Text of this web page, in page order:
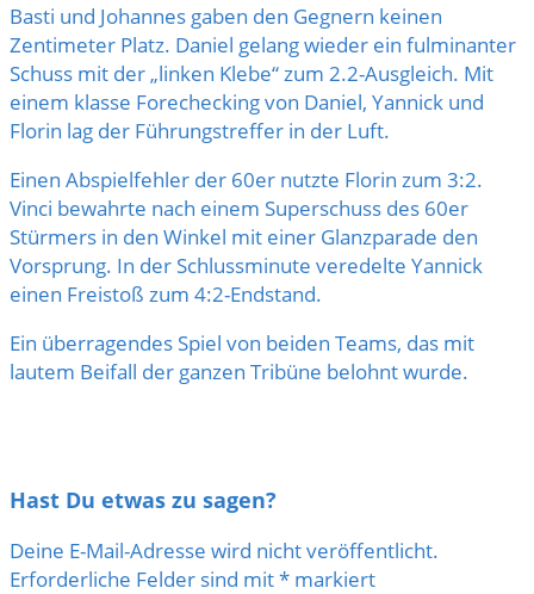
Basti und Johannes gaben den Gegnern keinen
Zentimeter Platz. Daniel gelang wieder ein fulminanter
Schuss mit der „linken Klebe“ zum 2.2-Ausgleich. Mit
einem klasse Forechecking von Daniel, Yannick und
Florin lag der Führungstreffer in der Luft.
Einen Abspielfehler der 60er nutzte Florin zum 3:2.
Vinci bewahrte nach einem Superschuss des 60er
Stürmers in den Winkel mit einer Glanzparade den
Vorsprung. In der Schlussminute veredelte Yannick
einen Freistoß zum 4:2-Endstand.
Ein überragendes Spiel von beiden Teams, das mit
lautem Beifall der ganzen Tribüne belohnt wurde.
Hast Du etwas zu sagen?
Deine E-Mail-Adresse wird nicht veröffentlicht.
Erforderliche Felder sind mit* markiert